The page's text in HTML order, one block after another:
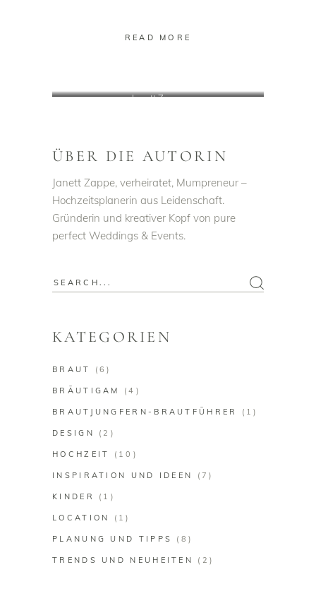
READ MORE
Janett Zappe
ÜBER DIE AUTORIN
Janett Zappe, verheiratet, Mumpreneur –
Hochzeitsplanerin aus Leidenschaft.
Gründerin und kreativer Kopf von pure
perfect Weddings & Events.
Search
KATEGORIEN
BRAUT (6)
BRÄUTIGAM (4)
BRAUTJUNGFERN-BRAUTFÜHRER (1)
DESIGN (2)
HOCHZEIT (10)
INSPIRATION UND IDEEN (7)
KINDER (1)
LOCATION (1)
PLANUNG UND TIPPS (8)
TRENDS UND NEUHEITEN (2)